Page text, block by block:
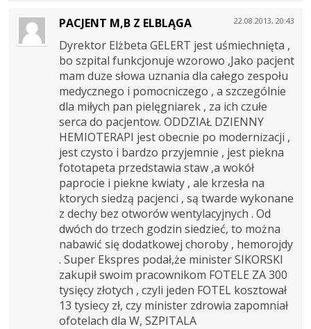
22.08.2013, 20:43
PACJENT M,B Z ELBLĄGA
Dyrektor Elżbeta GELERT jest uśmiechnięta ,
bo szpital funkcjonuje wzorowo ,Jako pacjent
mam duze słowa uznania dla całego zespołu
medycznego i pomocniczego , a szczególnie
dla miłych pan pielęgniarek , za ich czułe
serca do pacjentow. ODDZIAŁ DZIENNY
HEMIOTERAPI jest obecnie po modernizacji ,
jest czysto i bardzo przyjemnie , jest piekna
fototapeta przedstawia staw ,a wokół
paprocie i piekne kwiaty , ale krzesła na
ktorych siedzą pacjenci , są twarde wykonane
z dechy bez otworów wentylacyjnych . Od
dwóch do trzech godzin siedzieć, to można
nabawić się dodatkowej choroby , hemorojdy
. Super Ekspres podał,że minister SIKORSKI
zakupił swoim pracownikom FOTELE ZA 300
tysięcy złotych , czyli jeden FOTEL kosztował
13 tysiecy zł, czy minister zdrowia zapomniał
ofotelach dla W, SZPITALA